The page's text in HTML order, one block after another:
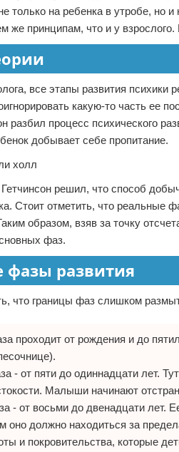
только на ребенка в утробе, но
же принципам, что и у
все этапы развития психики
какую-то часть ее
разбил процесс психического
добывает себе пропитание.
решил, что способ
Стоит отметить, что реальные
образом, взяв за точку
фаз.
фазы развития
что границы фаз слишком
проходит от рождения и до
- от пяти до одиннадцати лет.
Малыши начинают
- от восьми до двенадцати лет.
оно должно находиться за
и покровительства, которые